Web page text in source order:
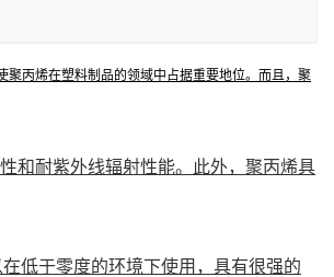
丙烯在塑料制品的领域中占据重要地位。而且，聚
和耐紫外线辐射性能。此外，聚丙烯具
低于零度的环境下使用，具有很强的